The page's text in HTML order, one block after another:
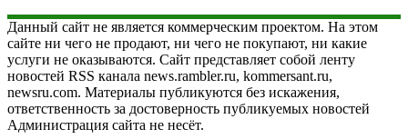
Данный сайт не является коммерческим проектом. На этом
сайте ни чего не продают, ни чего не покупают, ни какие
услуги не оказываются. Сайт представляет собой ленту
новостей RSS канала news.rambler.ru, kommersant.ru,
newsru.com. Материалы публикуются без искажения,
ответственность за достоверность публикуемых новостей
Администрация сайта не несёт.